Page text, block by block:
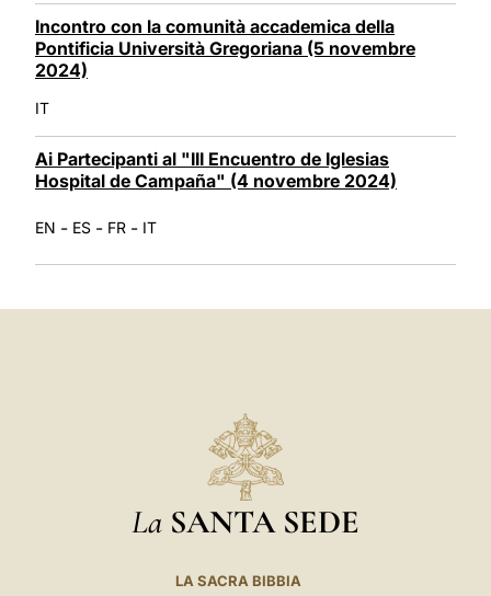
Incontro con la comunità accademica della
Pontificia Università Gregoriana (5 novembre
2024)
IT
Ai Partecipanti al "III Encuentro de Iglesias
Hospital de Campaña" (4 novembre 2024)
EN - ES - FR - IT
La SANTA SEDE
LA SACRA BIBBIA